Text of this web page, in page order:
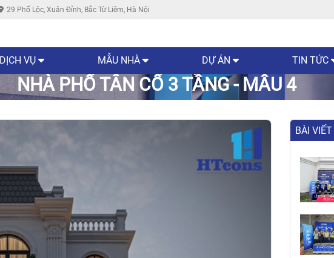
29 Phố Lộc, Xuân Đỉnh, Bắc Từ Liêm, Hà Nội
DỊCH VỤ MẪU NHÀ DỰ ÁN TIN TỨC
NHÀ PHỐ TÂN CỔ 3 TẦNG - MẪU 4
BÀI